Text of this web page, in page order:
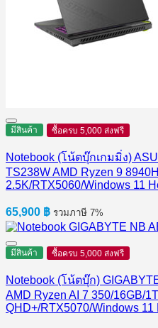
มีสินค้า ซื้อครบ 5,000 ส่งฟรี
Notebook (โน้ตบุ๊กเกมมิ่ง)
TS238W AMD Ryzen 9
2.5K/RTX5060/Windows 11
65,900 ฿ รวมภาษี 7%
มีสินค้า ซื้อครบ 5,000 ส่งฟรี
Notebook (โน้ตบุ๊ก)
AMD Ryzen AI 7 350/16GB/
QHD+/RTX5070/Windows 11